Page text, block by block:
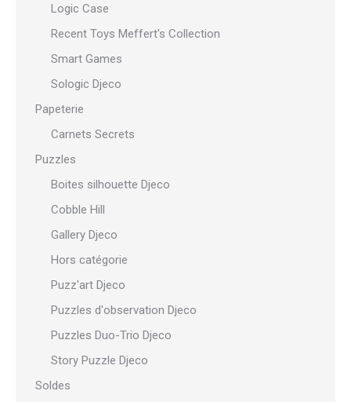
Logic Case
Recent Toys Meffert's Collection
Smart Games
Sologic Djeco
Papeterie
Carnets Secrets
Puzzles
Boites silhouette Djeco
Cobble Hill
Gallery Djeco
Hors catégorie
Puzz'art Djeco
Puzzles d'observation Djeco
Puzzles Duo-Trio Djeco
Story Puzzle Djeco
Soldes